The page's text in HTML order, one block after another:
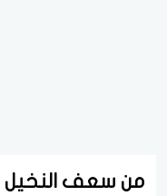
من سعف النخيل